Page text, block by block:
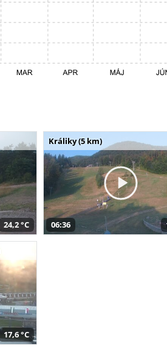
24,2 °C
Králiky (5 km)
06:36
17,6 °C